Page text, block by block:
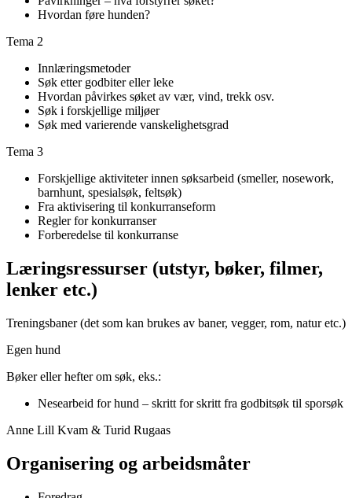
Hvordan føre hunden?
Tema 2
Innlæringsmetoder
Søk etter godbiter eller leke
Hvordan påvirkes søket av vær, vind, trekk osv.
Søk i forskjellige miljøer
Søk med varierende vanskelighetsgrad
Tema 3
Forskjellige aktiviteter innen søksarbeid (smeller, nosework,
barnhunt, spesialsøk, feltsøk)
Fra aktivisering til konkurranseform
Regler for konkurranser
Forberedelse til konkurranse
Læringsressurser (utstyr, bøker, filmer,
lenker etc.)
Treningsbaner (det som kan brukes av baner, vegger, rom, natur etc.)
Egen hund
Bøker eller hefter om søk, eks.:
Nesearbeid for hund – skritt for skritt fra godbitsøk til sporsøk
Anne Lill Kvam & Turid Rugaas
Organisering og arbeidsmåter